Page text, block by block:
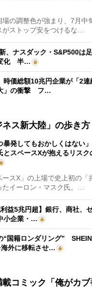
の調整色が強まり、7月中
ストップ安をつけるな…
、ナスダック・S&P500は
化 半…
時価総額10兆円企業が「2
」の衝撃 フ…
ス新大陸」の歩き方
暴発してもおかしくはない
とスペースXが抱えるリスク
スX」の上場で史上初の「
たイーロン・マスク氏。…
利益5兆円超】銀行、商社、
小企業・…
“国籍ロンダリング” SHEIN
外に移転させ…
コミック「俺がカブ